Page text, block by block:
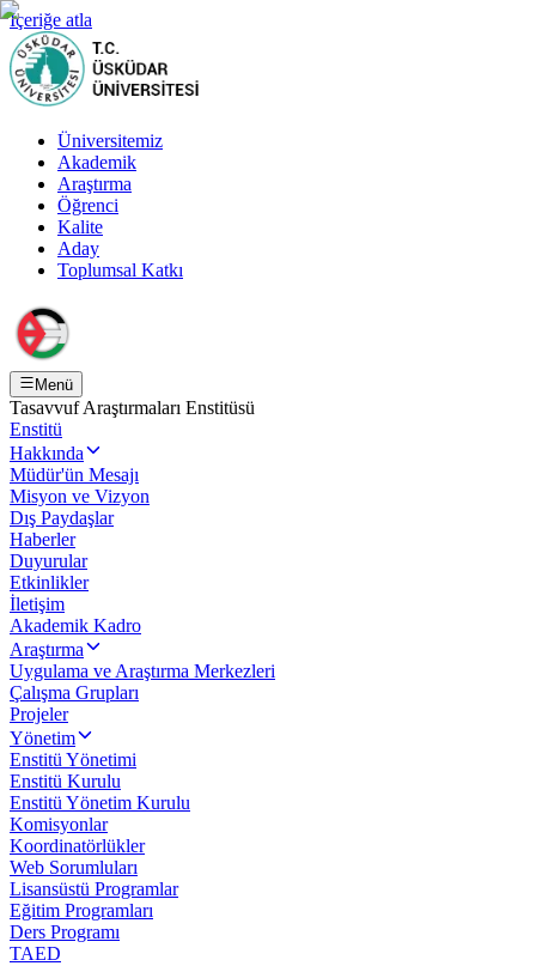
İçeriğe atla
Üniversitemiz
Akademik
Araştırma
Öğrenci
Kalite
Aday
Toplumsal Katkı
Menü
Tasavvuf Araştırmaları Enstitüsü
Enstitü
Hakkında
Müdür'ün Mesajı
Misyon ve Vizyon
Dış Paydaşlar
Haberler
Duyurular
Etkinlikler
İletişim
Akademik Kadro
Araştırma
Uygulama ve Araştırma Merkezleri
Çalışma Grupları
Projeler
Yönetim
Enstitü Yönetimi
Enstitü Kurulu
Enstitü Yönetim Kurulu
Komisyonlar
Koordinatörlükler
Web Sorumluları
Lisansüstü Programlar
Eğitim Programları
Ders Programı
TAED